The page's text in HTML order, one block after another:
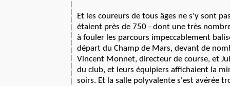
Et les coureurs de tous âges ne s'y sont
étaient près de 750 - dont une très
à fouler les parcours impeccablement
départ du Champ de Mars, devant de
Vincent Monnet, directeur de course, et
du club, et leurs équipiers affichaient la
soirs. Et la salle polyvalente s'est avérée